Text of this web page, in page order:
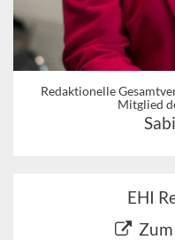
Redaktionelle
Mitglied
EHI